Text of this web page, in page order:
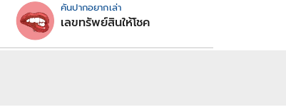
คันปากอยากเล่า
เลขทรัพย์สินให้โชค